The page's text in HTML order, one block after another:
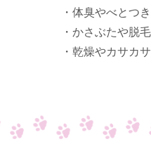
・体臭やべとつ
・かさぶたや脱
・乾燥やカサカ